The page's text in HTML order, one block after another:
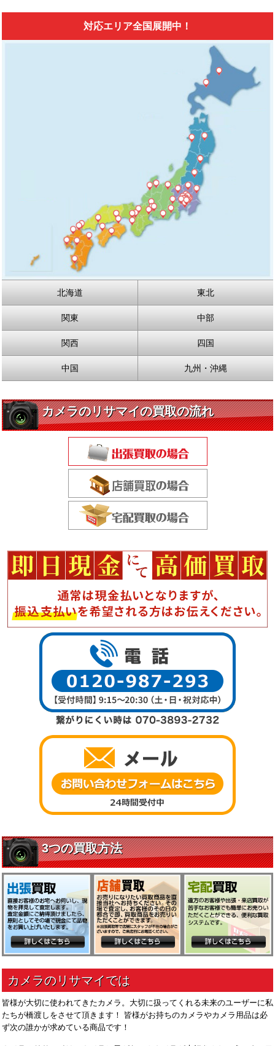
対応エリア全国展開中！
北海道 東北
関東 中部
関西 四国
中国 九州・沖縄
皆様が大切に使われてきたカメラ。大切に扱ってくれる未来のユーザーに私
たちが橋渡しをさせて頂きます！ 皆様がお持ちのカメラやカメラ用品は必
ず次の誰かが求めている商品です！